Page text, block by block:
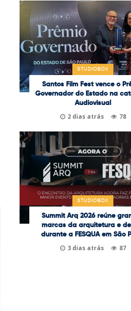
STUDIOBOX
Santos Film Fest vence o
Governador do Estado na
Audiovisual
2 dias atrás 78
STUDIOBOX
Summit Arq 2026 reúne
marcas da arquitetura e
durante a FESQUA em São
3 dias atrás 87